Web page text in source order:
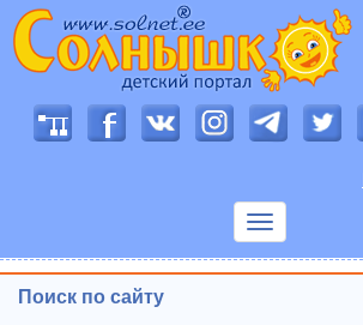
Показать
Поиск по сайту